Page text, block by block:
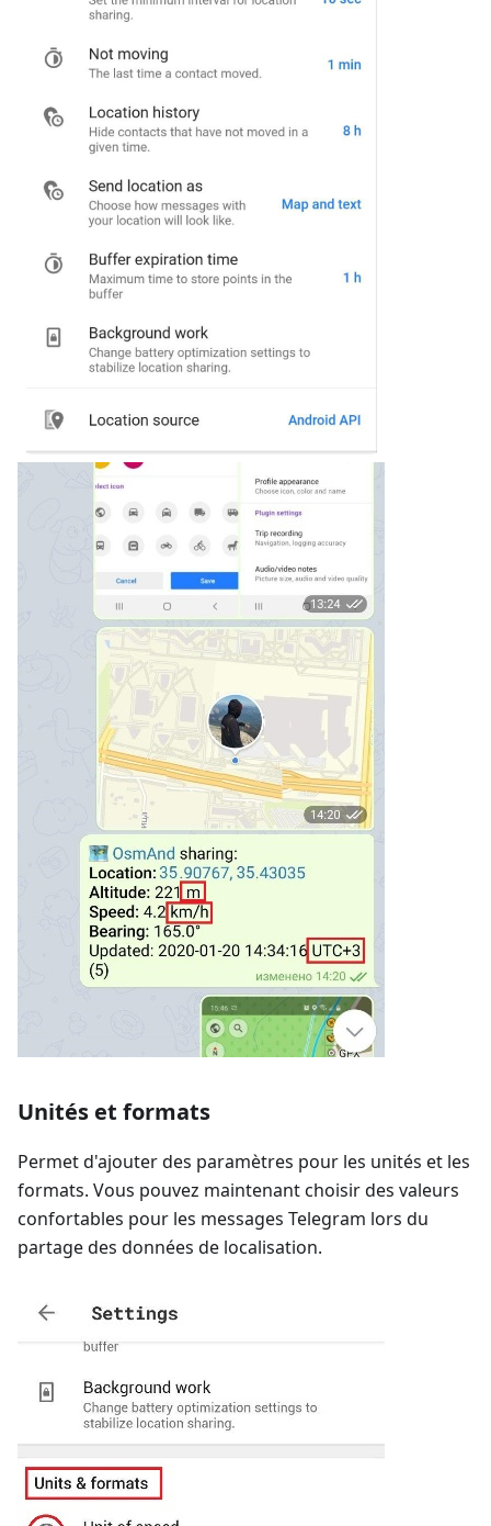
Unités et formats
Permet d'ajouter des paramètres pour les unités et les
formats. Vous pouvez maintenant choisir des valeurs
confortables pour les messages Telegram lors du
partage des données de localisation.